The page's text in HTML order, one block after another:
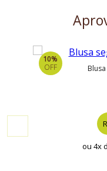
10%
OFF
ou 4x